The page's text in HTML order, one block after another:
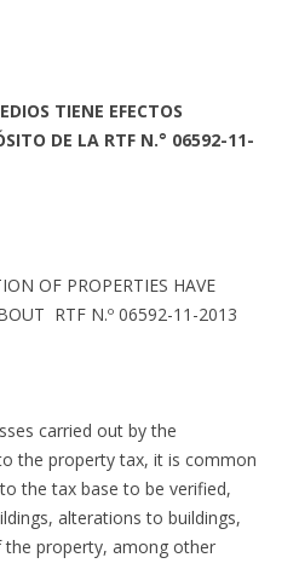
TIENE EFECTOS
DE LA RTF N.° 06592-11-
OF PROPERTIES HAVE
RTF N.º 06592-11-2013
carried out by the
the property tax, it is common
the tax base to be verified,
alterations to buildings,
property, among other